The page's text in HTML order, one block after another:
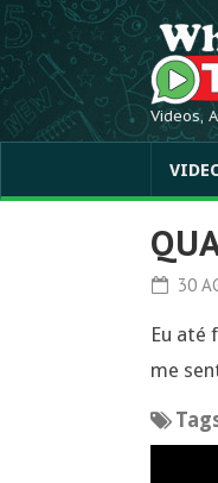
Videos,
30
Eu até
me